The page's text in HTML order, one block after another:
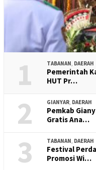
1 TABANAN, DAERAH
Pemerintah
HUT Pr…
2 GIANYAR, DAERAH
Pemkab
Gratis Ana…
3 TABANAN, DAERAH
Festival
Promosi Wi…